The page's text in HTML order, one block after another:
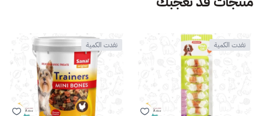
نفدت الكمية نفدت الكمية